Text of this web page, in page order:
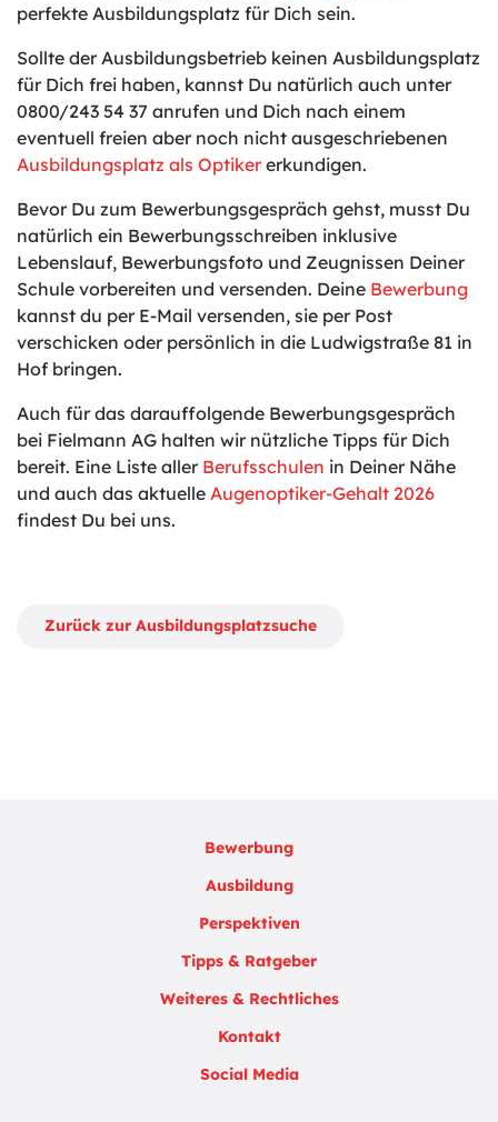
perfekte Ausbildungsplatz für Dich sein.
Sollte der Ausbildungsbetrieb keinen Ausbildungsplatz
für Dich frei haben, kannst Du natürlich auch unter
0800/243 54 37 anrufen und Dich nach einem
eventuell freien aber noch nicht ausgeschriebenen
Ausbildungsplatz als Optiker erkundigen.
Bevor Du zum Bewerbungsgespräch gehst, musst Du
natürlich ein Bewerbungsschreiben inklusive
Lebenslauf, Bewerbungsfoto und Zeugnissen Deiner
Schule vorbereiten und versenden. Deine Bewerbung
kannst du per E-Mail versenden, sie per Post
verschicken oder persönlich in die Ludwigstraße 81 in
Hof bringen.
Auch für das darauffolgende Bewerbungsgespräch
bei Fielmann AG halten wir nützliche Tipps für Dich
bereit. Eine Liste aller Berufsschulen in Deiner Nähe
und auch das aktuelle Augenoptiker-Gehalt 2026
findest Du bei uns.
Zurück zur Ausbildungsplatzsuche
Bewerbung
Ausbildung
Perspektiven
Tipps & Ratgeber
Weiteres & Rechtliches
Kontakt
Social Media